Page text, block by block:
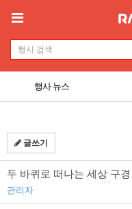
행사 뉴스
글쓰기
두 바퀴로 떠나는 세상 구경
관리자